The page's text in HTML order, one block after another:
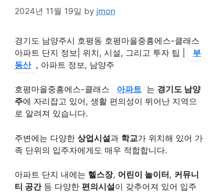
2024년 11월 19일 by jmon
경기도 남양주시 호평동 호평마을중흥에스-클래스
아파트 단지 정보| 위치, 시설, 그리고 투자 팁 |
부
동산 , 아파트 정보, 남양주
호평마을중흥에스-클래스 아파트 는 경기도 남양
주에 자리잡고 있어, 생활 편의성이 뛰어난 지역으
로 알려져 있습니다.
주변에는 다양한 상업시설과 학교가 위치해 있어 가
족 단위의 입주자에게도 매우 적합합니다.
아파트 단지 내에는 헬스장, 어린이 놀이터 , 커뮤니
티 공간등 다양한 편의시설이 갖추어져 있어 입주